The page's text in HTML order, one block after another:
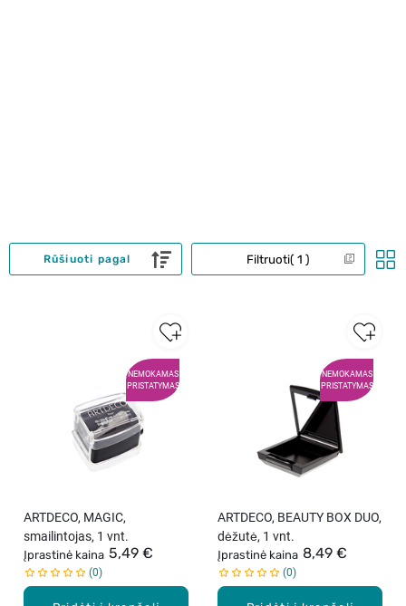
Filtruoti 1
Rūšiuoti pagal
NEMOKAMAS
PRISTATYMAS
ARTDECO, MAGIC,
smailintojas, 1 vnt.
Įprastinė kaina 5,49 €
0
NEMOKAMAS
PRISTATYMAS
ARTDECO, BEAUTY BOX DUO,
dėžutė, 1 vnt.
Įprastinė kaina 8,49 €
0